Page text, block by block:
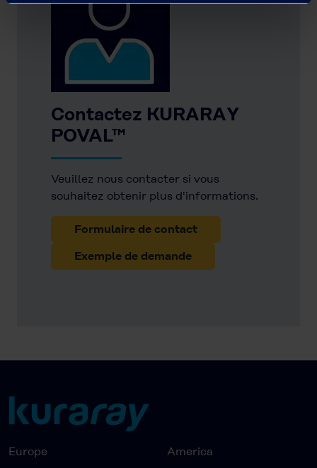
Contactez KURARAY
POVAL™
Veuillez nous contacter si vous
souhaitez obtenir plus d'informations.
Formulaire de contact
Exemple de demande
Europe America